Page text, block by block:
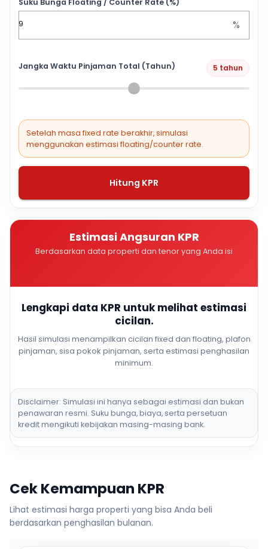
Suku Bunga Floating / Counter Rate (%)
%
Jangka Waktu Pinjaman Total (Tahun) 5 tahun
Setelah masa fixed rate berakhir, simulasi
menggunakan estimasi floating/counter rate.
Hitung KPR
Estimasi Angsuran KPR
Berdasarkan data properti dan tenor yang Anda isi
Lengkapi data KPR untuk melihat estimasi
cicilan.
Hasil simulasi menampilkan cicilan fixed dan floating, plafon
pinjaman, sisa pokok pinjaman, serta estimasi penghasilan
minimum.
Disclaimer: Simulasi ini hanya sebagai estimasi dan bukan
penawaran resmi. Suku bunga, biaya, serta persetuan
kredit mengikuti kebijakan masing-masing bank.
Cek Kemampuan KPR
Lihat estimasi harga properti yang bisa Anda beli
berdasarkan penghasilan bulanan.